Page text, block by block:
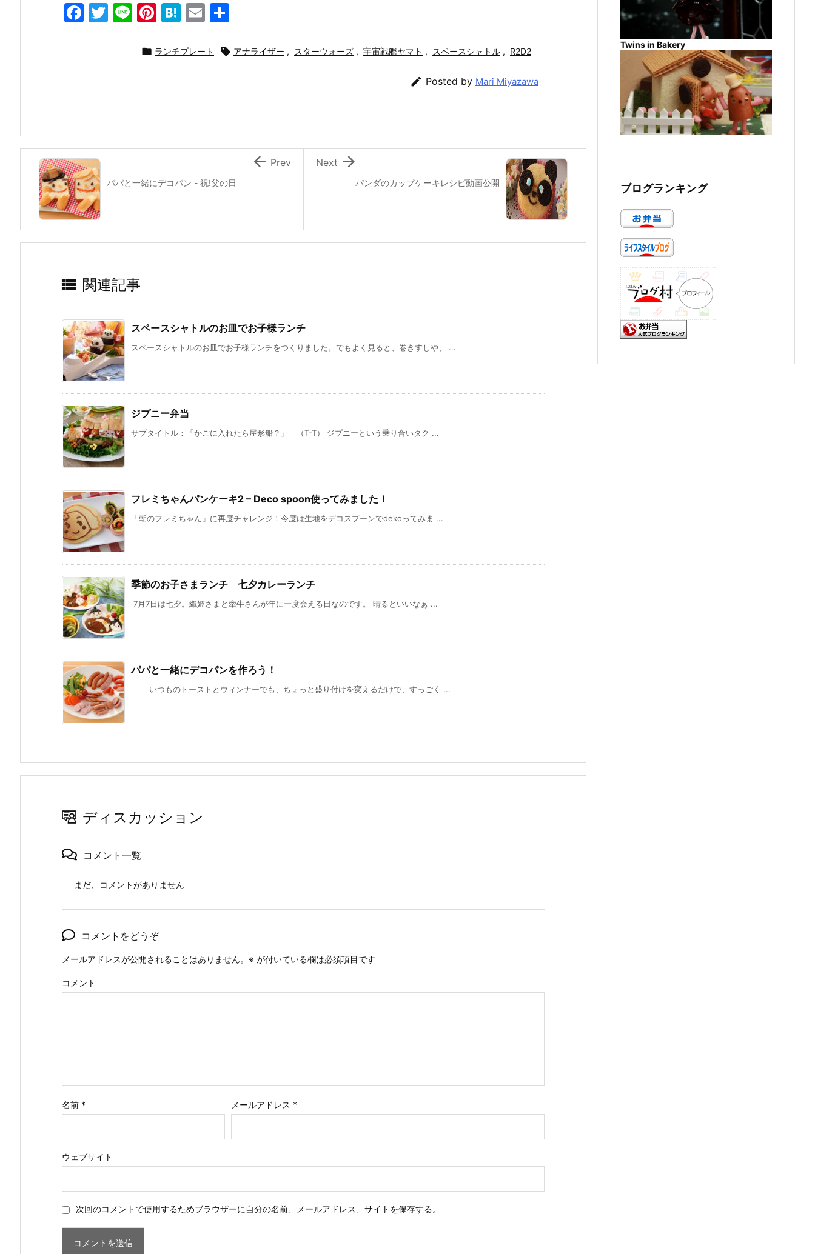
F
k
T
Li
e
Pi
er
H
e
E
ai
 ランチプレート  アナライザー , スターウォーズ , 宇宙戦艦ヤマト , スペースシャトル , R2D2
 Posted by Mari Miyazawa
パンダのカップケーキレシピ動画公開

Next
パパと一緒にデコパン - 祝!父の日
 Prev
 関連記事
スペースシャトルのお皿でお子様ランチ
スペースシャトルのお皿でお子様ランチをつくりました。でもよく見ると、巻きすしや、 ...
ジプニー弁当
サブタイトル：「かごに入れたら屋形船？」 （T-T） ジプニーという乗り合いタク ...
フレミちゃんパンケーキ2 – Deco spoon使ってみました！
「朝のフレミちゃん」に再度チャレンジ！今度は生地をデコスプーンでdekoってみま ...
季節のお子さまランチ 七夕カレーランチ
7月7日は七夕。織姫さまと牽牛さんが年に一度会える日なのです。 晴るといいなぁ ...
パパと一緒にデコパンを作ろう！
いつものトーストとウィンナーでも、ちょっと盛り付けを変えるだけで、すっごく ...
ディスカッション
コメント一覧
まだ、コメントがありません
コメントをどうぞ
メールアドレスが公開されることはありません。 ※ が付いている欄は必須項目です
コメント
名前 * メールアドレス *
ウェブサイト
次回のコメントで使用するためブラウザーに自分の名前、メールアドレス、サイトを保存する。
Twins in Bakery
ブログランキング